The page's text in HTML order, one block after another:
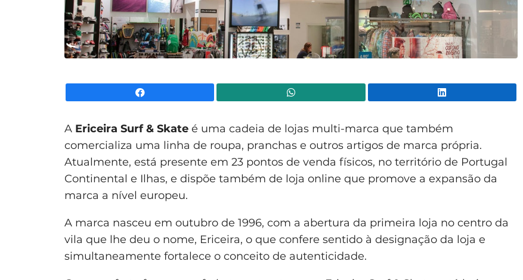
A Ericeira Surf & Skate é uma cadeia de lojas multi-marca que também
comercializa uma linha de roupa, pranchas e outros artigos de marca própria.
Atualmente, está presente em 23 pontos de venda físicos, no território de Portugal
Continental e Ilhas, e dispõe também de loja online que promove a expansão da
marca a nível europeu.
A marca nasceu em outubro de 1996, com a abertura da primeira loja no centro da
vila que lhe deu o nome, Ericeira, o que confere sentido à designação da loja e
simultaneamente fortalece o conceito de autenticidade.